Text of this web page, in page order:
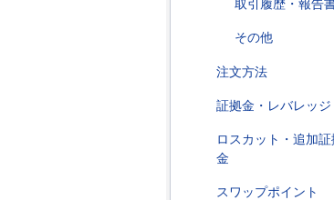
取引履歴・報告
その他
注文方法
証拠金・レバレッジ
ロスカット・追加証
金
スワップポイント